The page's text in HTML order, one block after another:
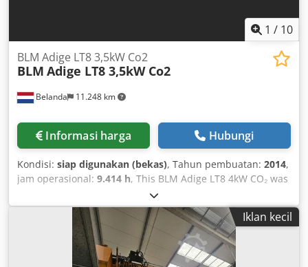
1 / 10
Belanda 11.248 km
BLM Adige LT8 3,5kW Co2
BLM Adige LT8 3,5kW Co2
Informasi harga Hubungi
Kondisi: siap digunakan (bekas), Tahun pembuatan: 2014,
jam operasional: 9.414 h, This BLM Adige LT8 4kW CO₂ was
manufactured in 2014. It features a Rofin DC035 3.5 kW
laser source and is equipped for tube cutting with a 3D
cutting head. The machine processes materials up to 12
mm thick and with a diameter of up to 206 mm, handling
lengths up to 6500 mm. Take advantage of the opportunity
Iklan kecil